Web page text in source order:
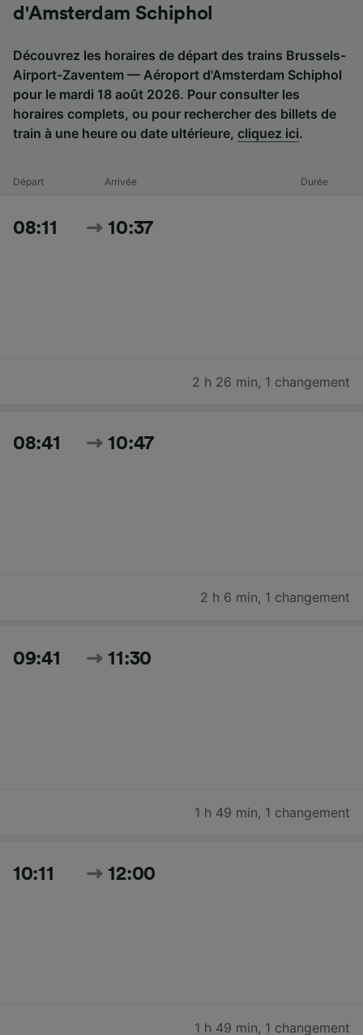
d'Amsterdam Schiphol
Découvrez les horaires de départ des trains Brussels-
Airport-Zaventem — Aéroport d'Amsterdam Schiphol
pour le mardi 18 août 2026. Pour consulter les
horaires complets, ou pour rechercher des billets de
train à une heure ou date ultérieure, cliquez ici.
Départ Arrivée Durée
08:11 10:37
2 h 26 min, 1 changement
08:41 10:47
2 h 6 min, 1 changement
09:41 11:30
1 h 49 min, 1 changement
10:11 12:00
1 h 49 min, 1 changement